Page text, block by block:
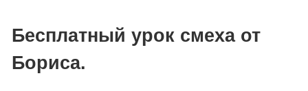
Бесплатный урок смеха от
Бориса.